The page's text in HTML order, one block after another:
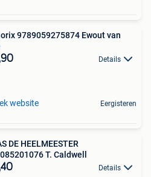
9789059275874 Ewout van
Details
website Eergisteren
DE HEELMEESTER
T. Caldwell
Details